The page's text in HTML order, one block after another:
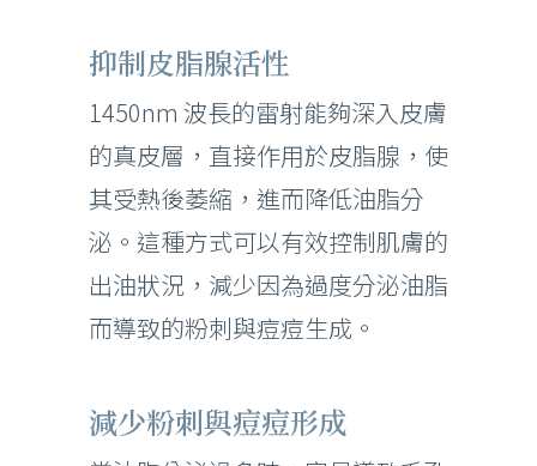
抑制皮脂腺活性
1450nm 波長的雷射能夠深入皮膚
的真皮層，直接作用於皮脂腺，使
其受熱後萎縮，進而降低油脂分
泌。這種方式可以有效控制肌膚的
出油狀況，減少因為過度分泌油脂
而導致的粉刺與痘痘生成。
減少粉刺與痘痘形成